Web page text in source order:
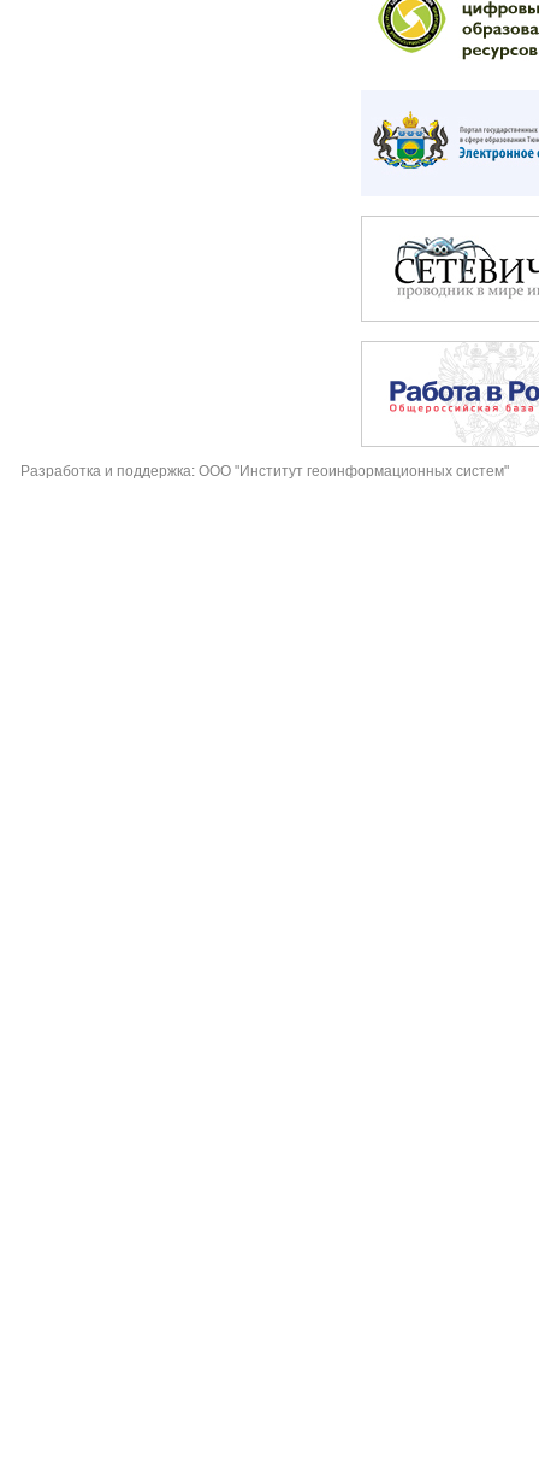
Разработка и поддержка: ООО "Институт геоинформационных систем"